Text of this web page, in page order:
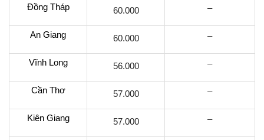
Đồng Tháp 60.000 –
An Giang 60.000 –
Vĩnh Long 56.000 –
Cần Thơ 57.000 –
Kiên Giang 57.000 –